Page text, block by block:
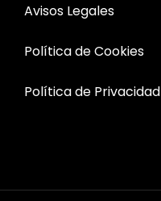
Avisos Legales
Política de Cookies
Política de Privacidad